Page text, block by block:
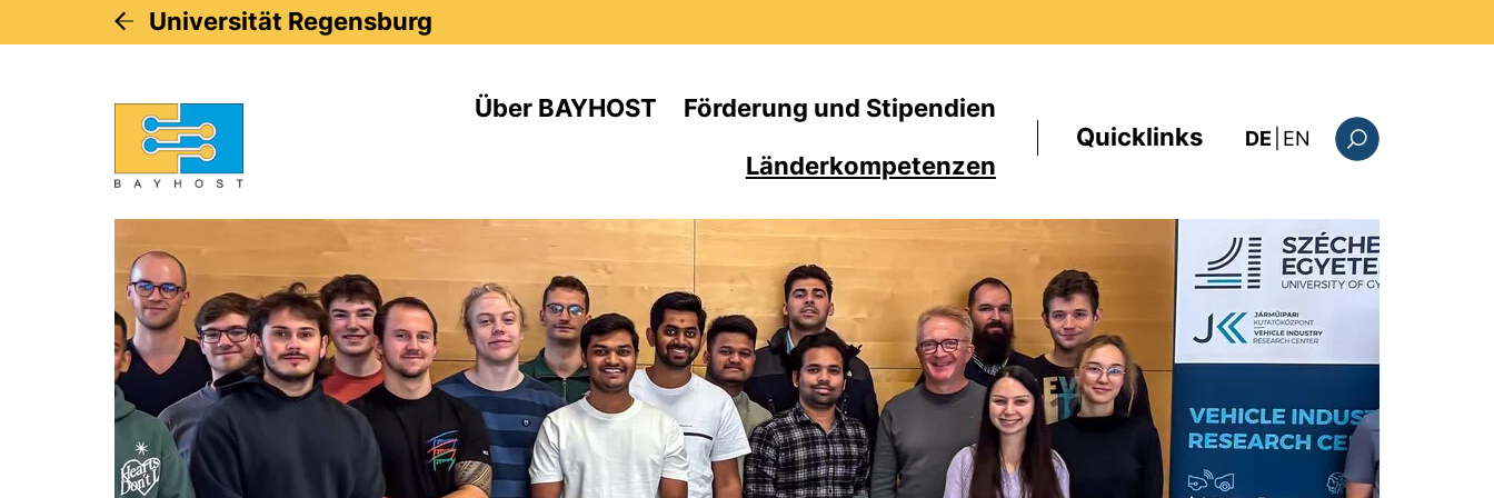
Universität Regensburg
Über BAYHOST
Förderung und Stipendien
Länderkompetenzen
Quicklinks DE EN : this page in